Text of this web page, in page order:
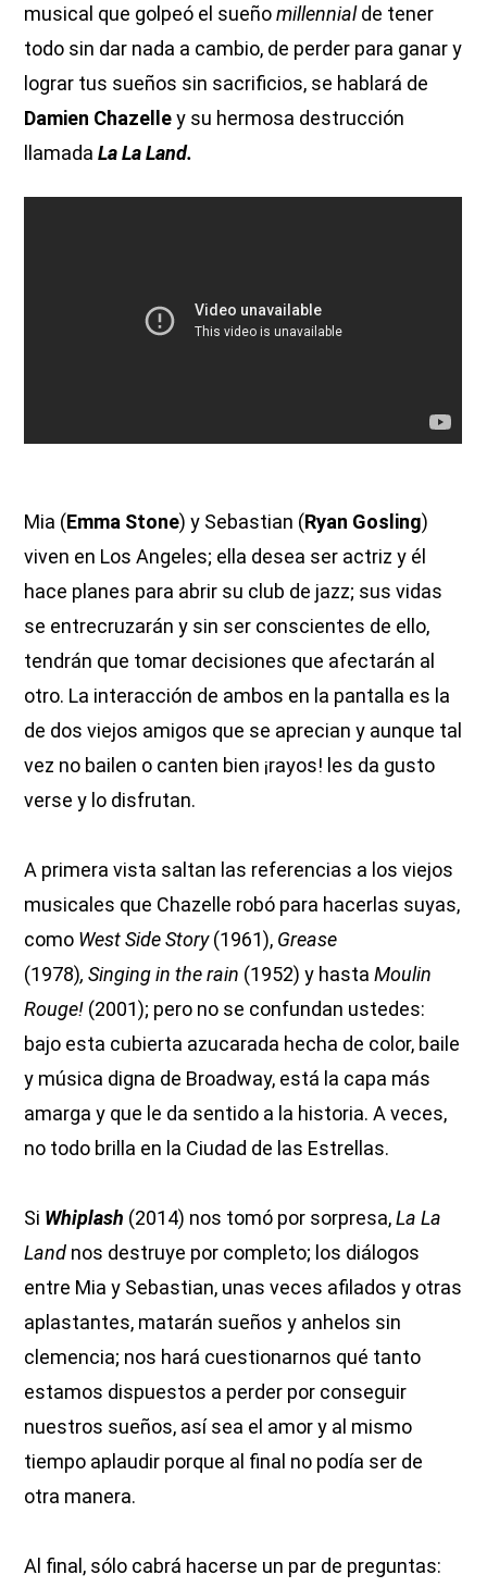
musical que golpeó el sueñomillennialde tener
todo sin dar nada a cambio, de perder para ganar y
lograr tus sueños sin sacrificios, se hablará de
Damien Chazelley su hermosa destrucción
llamadaLa La Land.
Mia (Emma Stone) y Sebastian (Ryan Gosling)
viven en Los Angeles; ella desea ser actriz y él
hace planes para abrir su club de jazz; sus vidas
se entrecruzarán y sin ser conscientes de ello,
tendrán que tomar decisiones que afectarán al
otro. La interacción de ambos en la pantalla es la
de dos viejos amigos que se aprecian y aunque tal
vez no bailen o canten bien ¡rayos! les da gusto
verse y lo disfrutan.
A primera vista saltan las referencias a los viejos
musicales que Chazelle robó para hacerlas suyas,
como West Side Story(1961), Grease
(1978), Singing in the rain (1952) y hastaMoulin
Rouge! (2001); pero no se confundan ustedes:
bajo esta cubierta azucarada hecha de color, baile
y música digna de Broadway, está la capa más
amarga y que le da sentido a la historia. A veces,
no todo brilla en la Ciudad de las Estrellas.
Si Whiplash (2014) nos tomó por sorpresa,La La
Land nos destruye por completo; los diálogos
entre Mia y Sebastian, unas veces afilados y otras
aplastantes, matarán sueños y anhelos sin
clemencia; nos hará cuestionarnos qué tanto
estamos dispuestos a perder por conseguir
nuestros sueños, así sea el amor y al mismo
tiempo aplaudir porque al final no podía ser de
otra manera.
Al final, sólo cabrá hacerse un par de preguntas: